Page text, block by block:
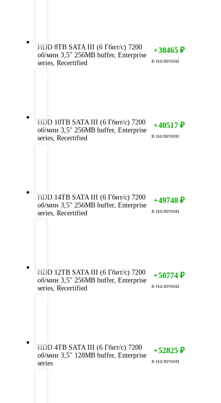
HDD 8TB SATA III (6 Гбит/с) 7200
об/мин 3,5" 256MB buffer, Enterprise
series, Recertified
+38465 ₽
в наличии
HDD 10TB SATA III (6 Гбит/с) 7200
об/мин 3,5" 256MB buffer, Enterprise
series, Recertified
+40517 ₽
в наличии
HDD 14TB SATA III (6 Гбит/с) 7200
об/мин 3,5" 256MB buffer, Enterprise
series, Recertified
+49748 ₽
в наличии
HDD 12TB SATA III (6 Гбит/с) 7200
об/мин 3,5" 256MB buffer, Enterprise
series, Recertified
+50774 ₽
в наличии
HDD 4TB SATA III (6 Гбит/с) 7200
об/мин 3,5" 128MB buffer, Enterprise
series
+52825 ₽
в наличии